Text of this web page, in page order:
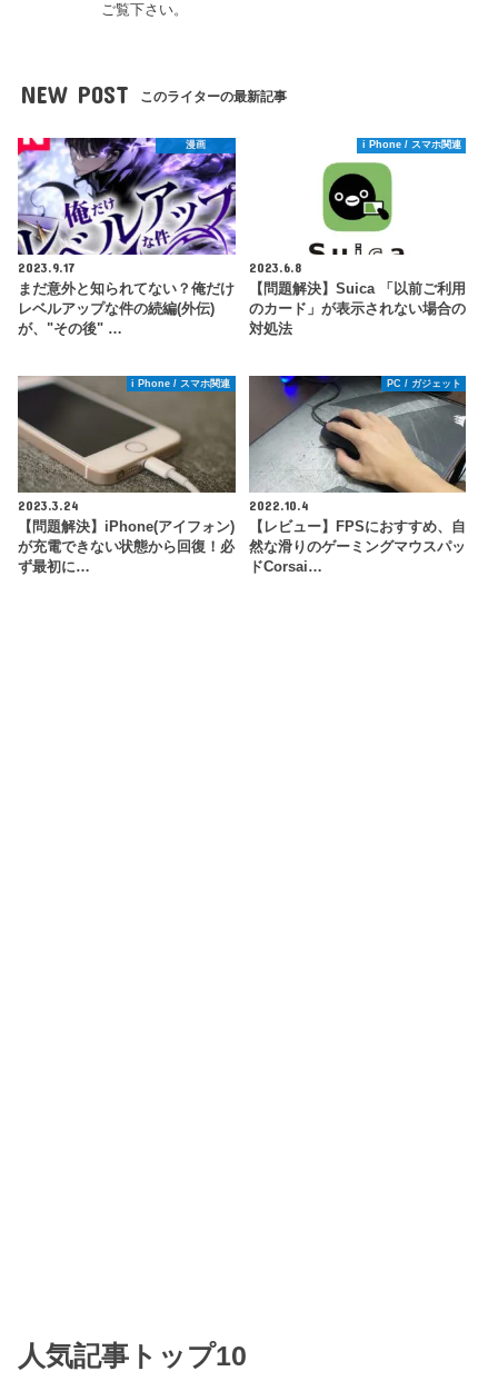
ご覧下さい。
NEW POST このライターの最新記事
漫画
2023.9.17
まだ意外と知られてない？俺だけ
レベルアップな件の続編(外伝)
が、"その後" …
i Phone / スマホ関連
2023.6.8
【問題解決】Suica 「以前ご利用
のカード」が表示されない場合の
対処法
i Phone / スマホ関連
2023.3.24
【問題解決】iPhone(アイフォン)
が充電できない状態から回復！必
ず最初に…
PC / ガジェット
2022.10.4
【レビュー】FPSにおすすめ、自
然な滑りのゲーミングマウスパッ
ドCorsai…
人気記事トップ10